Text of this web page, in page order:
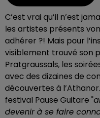
C’est vrai qu’il n’est
les artistes présents
adhérer ?! Mais pour
visiblement trouvé son
Pratgraussals, les
avec des dizaines de
découvertes à
festival Pause Guitare "
devenir à se faire